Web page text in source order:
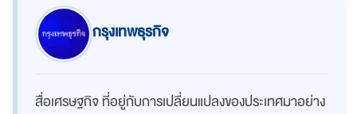
กรุงเทพธุรกิจ
สื่อเศรษฐกิจ ที่อยู่กับการเปลี่ยนแปลงของประเทศมาอย่าง